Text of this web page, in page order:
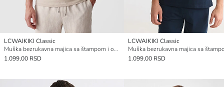
LCWAIKIKI Classic
Muška bezrukavna majica sa štampom i okruglim izrezom
1.099,00 RSD
LCWAIKIKI Classic
1.099,00 RSD